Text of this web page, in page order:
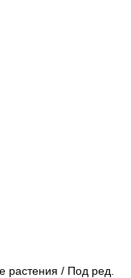
растения / Под ред.